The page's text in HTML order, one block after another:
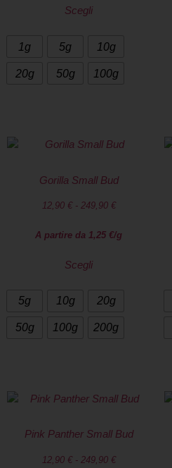
Scegli
1g 5g 10g
20g 50g 100g
Gorilla Small Bud
12,90 € - 249,90 €
A partire da 1,25 €/g
Scegli
5g 10g 20g
50g 100g 200g
Pink Panther Small Bud
12,90 € - 249,90 €